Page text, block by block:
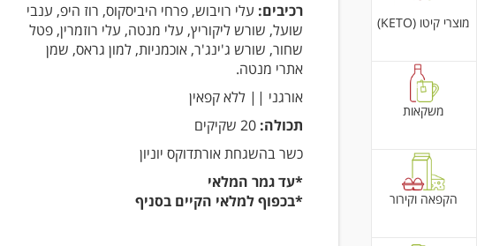
מוצרי קיטו (KETO)
משקאות
הקפאה וקירור
רכיבים: עלי רויבוש, פרחי היביסקוס, רוז היפ, ענבי
שועל, שורש ליקוריץ, עלי מנטה, עלי רוזמרין, פטל
שחור, שורש ג'ינג'ר, אוכמניות, למון גראס, שמן
אתרי מנטה.
אורגני || ללא קפאין
תכולה:
כשר בהשגחת אורתדוקס יוניון
*עד גמר המלאי
*בכפוף למלאי הקיים בסניף